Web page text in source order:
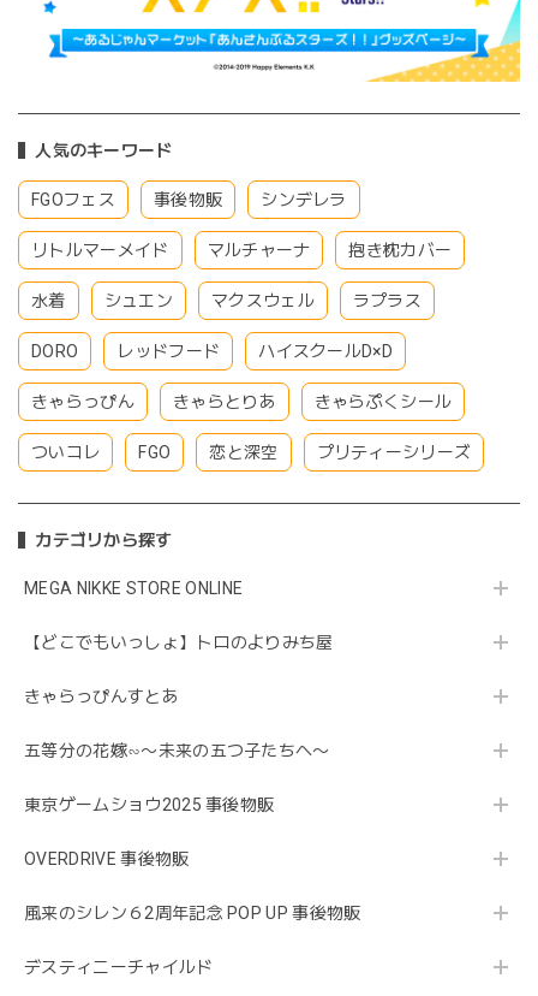
人気のキーワード
FGOフェス 事後物販 シンデレラ
リトルマーメイド マルチャーナ 抱き枕カバー
水着 シュエン マクスウェル ラプラス
DORO レッドフード ハイスクールD×D
きゃらっぴん きゃらとりあ きゃらぷくシール
ついコレ FGO 恋と深空 プリティーシリーズ
カテゴリから探す
MEGA NIKKE STORE ONLINE
【どこでもいっしょ】トロのよりみち屋
きゃらっぴんすとあ
五等分の花嫁∽〜未来の五つ子たちへ〜
東京ゲームショウ2025 事後物販
OVERDRIVE 事後物販
風来のシレン６2周年記念 POP UP 事後物販
デスティニーチャイルド